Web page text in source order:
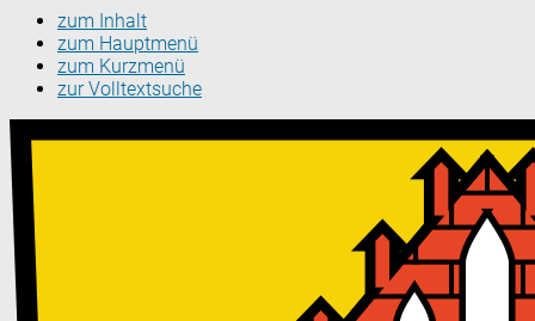
zum Inhalt
zum Hauptmenü
zum Kurzmenü
zur Volltextsuche